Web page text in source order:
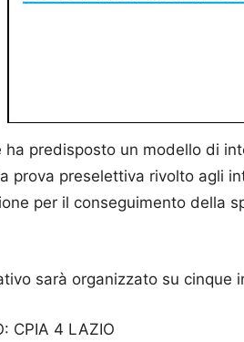
ha predisposto un modello di
prova preselettiva rivolto agli
per il conseguimento della
sarà organizzato su
CPIA 4 LAZIO